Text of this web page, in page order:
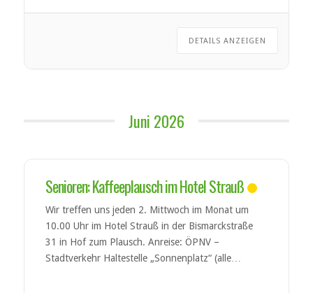
DETAILS ANZEIGEN
Juni 2026
Senioren: Kaffeeplausch im Hotel Strauß
Wir treffen uns jeden 2. Mittwoch im Monat um
10.00 Uhr im Hotel Strauß in der Bismarckstraße
31 in Hof zum Plausch. Anreise: ÖPNV –
Stadtverkehr Haltestelle „Sonnenplatz“ (alle